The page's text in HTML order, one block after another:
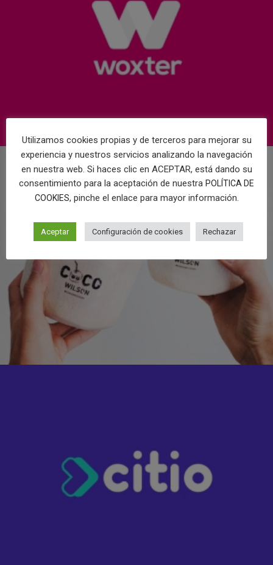
Utilizamos cookies propias y de terceros para mejorar su
experiencia y nuestros servicios analizando la navegación
en nuestra web. Si haces clic en ACEPTAR, está dando su
consentimiento para la aceptación de nuestra POLÍTICA DE
COOKIES, pinche el enlace para mayor información.
Aceptar Configuración de cookies Rechazar